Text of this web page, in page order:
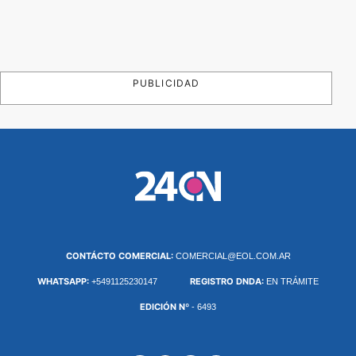
PUBLICIDAD
CONTÁCTO COMERCIAL: COMERCIAL@EOL.COM.AR
WHATSAPP: +5491125230147 REGISTRO DNDA: EN TRÁMITE
EDICIÓN Nº - 6493